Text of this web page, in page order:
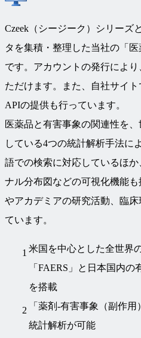
Czeek（シージーク）シリーズ
タを集積・整理した当社の「
です。アカウントの発行によ
ただけます。また、自社サイト
APIの提供も行っています。
医薬品と有害事象の関連性を
している4つの統計解析手法に
語での検索に対応しているほ
ナル分布図などの可視化機能
やアカデミアの研究活動、臨
ています。
米国を中心とした全世界
「FAERS」と日本国内の
を搭載
「薬剤‐有害事象（副作
統計解析が可能